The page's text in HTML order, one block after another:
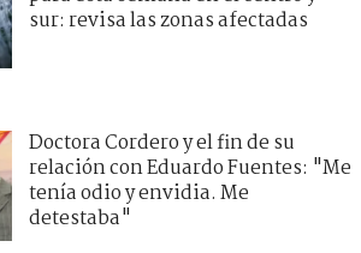
sur: revisa las zonas afectadas
Doctora Cordero y el fin de su
relación con Eduardo Fuentes: "Me
tenía odio y envidia. Me
detestaba"